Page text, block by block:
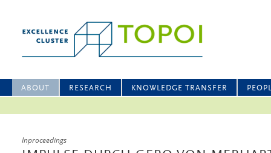
ABOUT RESEARCH KNOWLEDGE TRANSFER
Inproceedings